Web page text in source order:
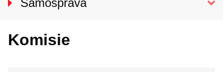
Samospráva
Hlavný kontrolór mesta
Komisie